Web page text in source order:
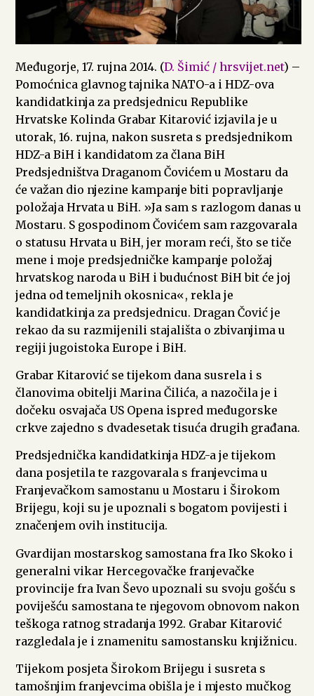
Međugorje, 17. rujna 2014. (D. Šimić / hrsvijet.net) –
Pomoćnica glavnog tajnika NATO-a i HDZ-ova
kandidatkinja za predsjednicu Republike
Hrvatske Kolinda Grabar Kitarović izjavila je u
utorak, 16. rujna, nakon susreta s predsjednikom
HDZ-a BiH i kandidatom za člana BiH
Predsjedništva Draganom Čovićem u Mostaru da
će važan dio njezine kampanje biti popravljanje
položaja Hrvata u BiH. »Ja sam s razlogom danas u
Mostaru. S gospodinom Čovićem sam razgovarala
o statusu Hrvata u BiH, jer moram reći, što se tiče
mene i moje predsjedničke kampanje položaj
hrvatskog naroda u BiH i budućnost BiH bit će joj
jedna od temeljnih okosnica«, rekla je
kandidatkinja za predsjednicu. Dragan Čović je
rekao da su razmijenili stajališta o zbivanjima u
regiji jugoistoka Europe i BiH.
Grabar Kitarović se tijekom dana susrela i s
članovima obitelji Marina Čilića, a nazočila je i
dočeku osvajača US Opena ispred međugorske
crkve zajedno s dvadesetak tisuća drugih građana.
Predsjednička kandidatkinja HDZ-a je tijekom
dana posjetila te razgovarala s franjevcima u
Franjevačkom samostanu u Mostaru i Širokom
Brijegu, koji su je upoznali s bogatom povijesti i
značenjem ovih institucija.
Gvardijan mostarskog samostana fra Iko Skoko i
generalni vikar Hercegovačke franjevačke
provincije fra Ivan Ševo upoznali su svoju gošću s
poviješću samostana te njegovom obnovom nakon
teškoga ratnog stradanja 1992. Grabar Kitarović
razgledala je i znamenitu samostansku knjižnicu.
Tijekom posjeta Širokom Brijegu i susreta s
tamošnjim franjevcima obišla je i mjesto mučkog